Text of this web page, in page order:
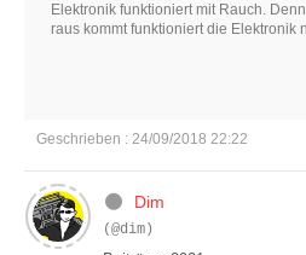
Elektronik funktioniert mit Rauch.
raus kommt funktioniert die Elektronik
Geschrieben : 24/09/2018 22:22
Dim
(@dim)